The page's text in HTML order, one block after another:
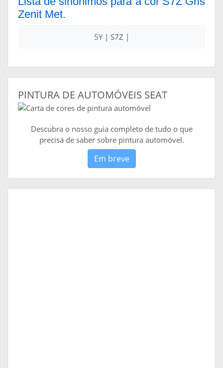
Zenit Met.
5Y | S7Z |
PINTURA DE AUTOMÓVEIS SEAT
Descubra o nosso guia completo de tudo o que
precisa de saber sobre pintura automóvel.
Em breve